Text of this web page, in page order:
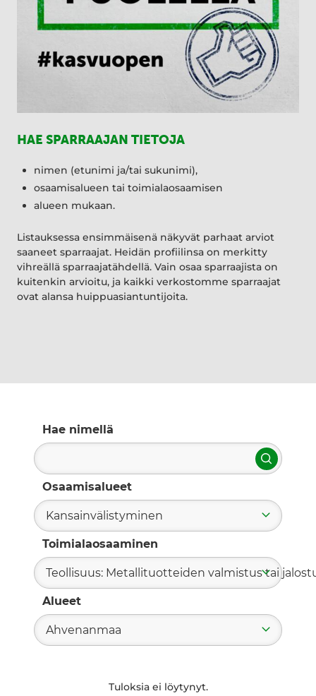
HAE SPARRAAJAN TIETOJA
nimen (etunimi ja/tai sukunimi),
osaamisalueen tai toimialaosaamisen
alueen mukaan.
Listauksessa ensimmäisenä näkyvät parhaat arviot
saaneet sparraajat. Heidän profiilinsa on merkitty
vihreällä sparraajatähdellä. Vain osaa sparraajista on
kuitenkin arvioitu, ja kaikki verkostomme sparraajat
ovat alansa huippuasiantuntijoita.
Hae nimellä
Hae
Osaamisalueet
Kansainvälistyminen
Toimialaosaaminen
Teollisuus: Metallituotteiden valmistus tai
Alueet
Ahvenanmaa
Tuloksia ei löytynyt.